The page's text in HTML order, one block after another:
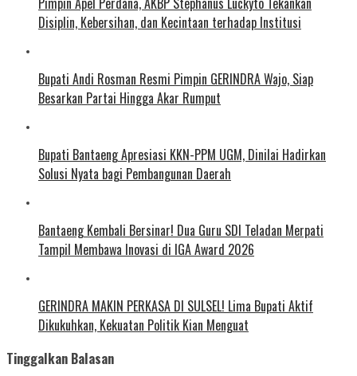
Disiplin, Kebersihan, dan Kecintaan terhadap Institusi
Bupati Andi Rosman Resmi Pimpin GERINDRA Wajo, Siap
Besarkan Partai Hingga Akar Rumput
Bupati Bantaeng Apresiasi KKN-PPM UGM, Dinilai Hadirkan
Solusi Nyata bagi Pembangunan Daerah
Bantaeng Kembali Bersinar! Dua Guru SDI Teladan Merpati
Tampil Membawa Inovasi di IGA Award 2026
GERINDRA MAKIN PERKASA DI SULSEL! Lima Bupati Aktif
Dikukuhkan, Kekuatan Politik Kian Menguat
Tinggalkan Balasan